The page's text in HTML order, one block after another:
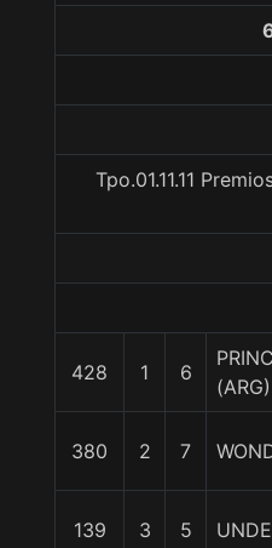
Tpo.01.11.11
428 1 6
(ARG)
380 2 7
139 3 5